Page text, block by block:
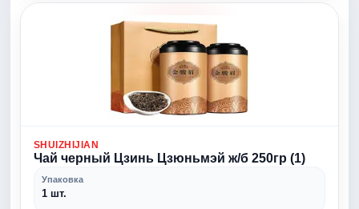
SHUIZHIJIAN
Чай черный Цзинь Цзюньмэй ж/б 250гр (1)
Упаковка
1 шт.